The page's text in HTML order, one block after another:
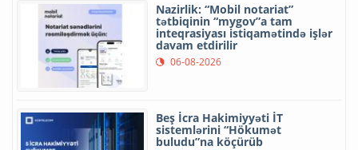
Nazirlik: “Mobil notariat”
tətbiqinin “mygov”a tam
inteqrasiyası istiqamətində işlər
davam etdirilir
06-08-2026
Beş İcra Hakimiyyəti İT
sistemlərini “Hökumət
buludu”na köçürüb